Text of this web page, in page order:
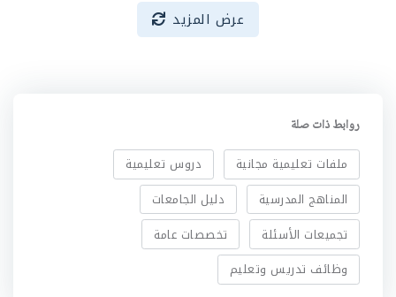
عرض المزيد
روابط ذات صلة
ملفات تعليمية مجانية
دروس تعليمية
المناهج المدرسية
دليل الجامعات
تجميعات الأسئلة
تخصصات عامة
وظائف تدريس وتعليم